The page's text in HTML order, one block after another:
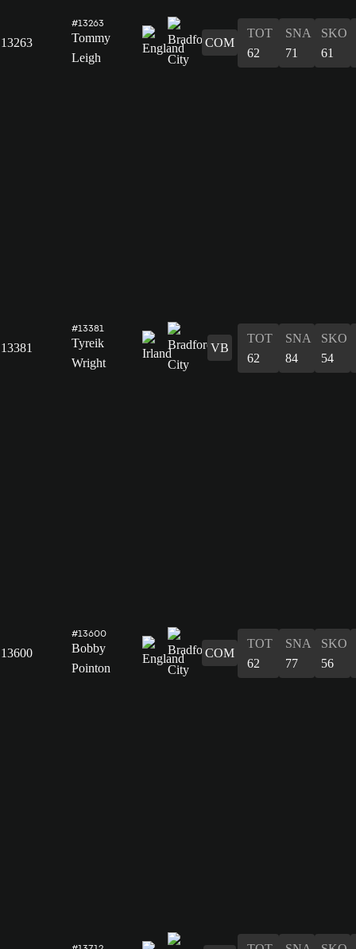
13263
#13263
Tommy
Leigh
COM
TOT
62
SNA
71
SKO
61
13381
#13381
Tyreik
Wright
VB
TOT
62
SNA
84
SKO
54
13600
#13600
Bobby
Pointon
COM
TOT
62
SNA
77
SKO
56